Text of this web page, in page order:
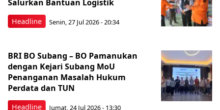
Headline
Salurkan Bantuan Logistik
Senin, 27 Jul 2026 - 20:34
Headline
BRI BO Subang – BO Pamanukan
dengan Kejari Subang MoU
Penanganan Masalah Hukum
Perdata dan TUN
Jumat, 24 Jul 2026 - 13:30